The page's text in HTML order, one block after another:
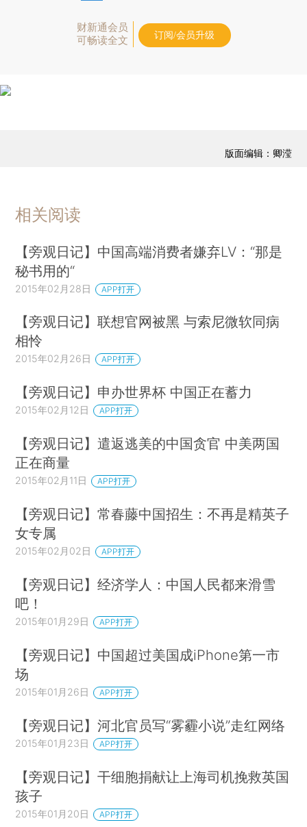
财新通会员
可畅读全文
订阅/会员升级
版面编辑：卿滢
相关阅读
【旁观日记】中国高端消费者嫌弃LV：“那是
秘书用的“
2015年02月28日 APP打开
【旁观日记】联想官网被黑 与索尼微软同病
相怜
2015年02月26日 APP打开
【旁观日记】申办世界杯 中国正在蓄力
2015年02月12日 APP打开
【旁观日记】遣返逃美的中国贪官 中美两国
正在商量
2015年02月11日 APP打开
【旁观日记】常春藤中国招生：不再是精英子
女专属
2015年02月02日 APP打开
【旁观日记】经济学人：中国人民都来滑雪
吧！
2015年01月29日 APP打开
【旁观日记】中国超过美国成iPhone第一市
场
2015年01月26日 APP打开
【旁观日记】河北官员写“雾霾小说”走红网络
2015年01月23日 APP打开
【旁观日记】干细胞捐献让上海司机挽救英国
孩子
2015年01月20日 APP打开